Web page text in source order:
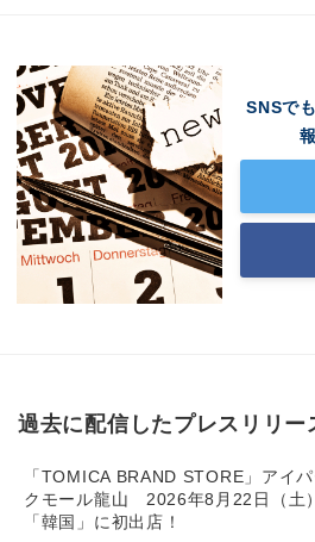
SNSで
過去に配信したプレスリリー
「TOMICA BRAND STORE」アイ
クモール龍山 2026年8月22日（土）
「韓国」に初出店！